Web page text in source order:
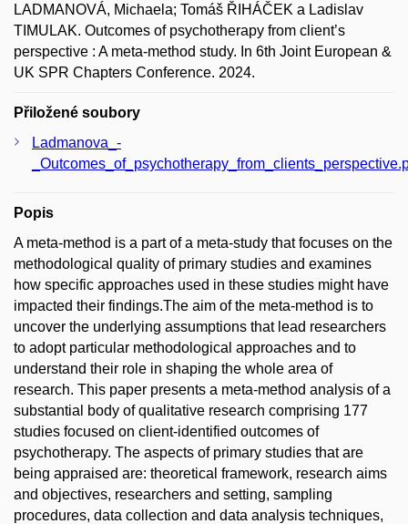
LADMANOVÁ, Michaela; Tomáš ŘIHÁČEK a Ladislav
TIMULAK. Outcomes of psychotherapy from client’s
perspective : A meta-method study. In 6th Joint European &
UK SPR Chapters Conference. 2024.
Přiložené soubory
Ladmanova_-
Popis
A meta-method is a part of a meta-study that focuses on the
methodological quality of primary studies and examines
how specific approaches used in these studies might have
impacted their findings.The aim of the meta-method is to
uncover the underlying assumptions that lead researchers
to adopt particular methodological approaches and to
understand their role in shaping the whole area of
research. This paper presents a meta-method analysis of a
substantial body of qualitative research comprising 177
studies focused on client-identified outcomes of
psychotherapy. The aspects of primary studies that are
being appraised are: theoretical framework, research aims
and objectives, researchers and setting, sampling
procedures, data collection and data analysis techniques,